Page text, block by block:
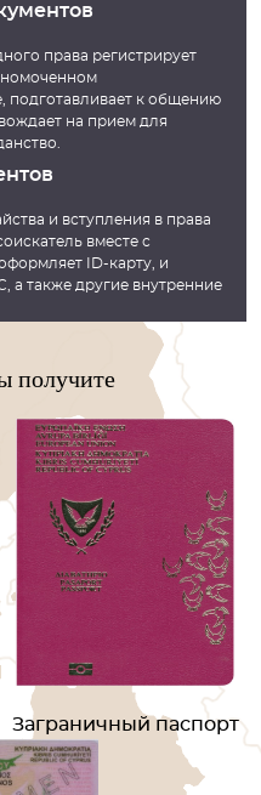
права регистрирует
подготавливает к общению
на прием для
и вступления в права
вместе с
ID-карту, и
а также другие внутренние
получите
Заграничный паспорт